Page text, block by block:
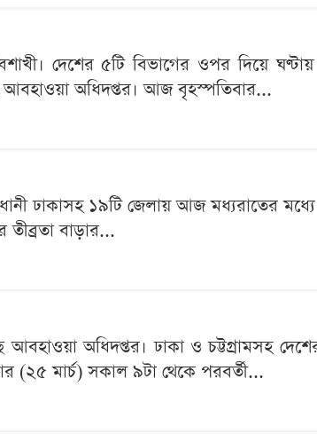
দেশের ৫টি বিভাগের ওপর দিয়ে
আবহাওয়া অধিদপ্তর। আজ বৃহস্পতিবার...
ঢাকাসহ ১৯টি জেলায় আজ মধ্যরাতের
তীব্রতা বাড়ার...
অধিদপ্তর। ঢাকা ও চট্টগ্রামসহ
(২৫ মার্চ) সকাল ৯টা থেকে পরবর্তী...